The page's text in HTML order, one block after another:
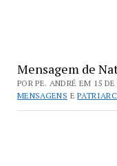
Mensagem de
POR PE. ANDRÉ EM 15
MENSAGENS E